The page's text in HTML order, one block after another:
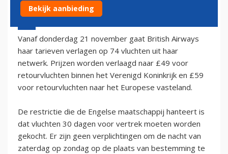
20 november 2002 - 1:00
Vanaf donderdag 21 november gaat British Airways
haar tarieven verlagen op 74 vluchten uit haar
netwerk. Prijzen worden verlaagd naar £49 voor
retourvluchten binnen het Verenigd Koninkrijk en £59
voor retourvluchten naar het Europese vasteland.
De restrictie die de Engelse maatschappij hanteert is
dat vluchten 30 dagen voor vertrek moeten worden
gekocht. Er zijn geen verplichtingen om de nacht van
zaterdag op zondag op de plaats van bestemming te
Bekijk aanbieding